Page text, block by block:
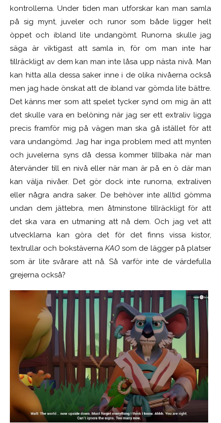
kontrollerna. Under tiden man utforskar kan man samla
på sig mynt, juveler och runor som både ligger helt
öppet och ibland lite undangömt. Runorna skulle jag
säga är viktigast att samla in, för om man inte har
tillräckligt av dem kan man inte låsa upp nästa nivå. Man
kan hitta alla dessa saker inne i de olika nivåerna också
men jag hade önskat att de ibland var gömda lite bättre.
Det känns mer som att spelet tycker synd om mig än att
det skulle vara en belöning när jag ser ett extraliv ligga
precis framför mig på vägen man ska gå istället för att
vara undangömd. Jag har inga problem med att mynten
och juvelerna syns då dessa kommer tillbaka när man
återvänder till en nivå eller när man är på en ö där man
kan välja nivåer. Det gör dock inte runorna, extraliven
eller några andra saker. De behöver inte alltid gömma
undan dem jättebra, men åtminstone tillräckligt för att
det ska vara en utmaning att nå dem. Och jag vet att
utvecklarna kan göra det för det finns vissa kistor,
textrullar och bokstäverna KAOsom de lägger på platser
som är lite svårare att nå. Så varför inte de värdefulla
grejerna också?